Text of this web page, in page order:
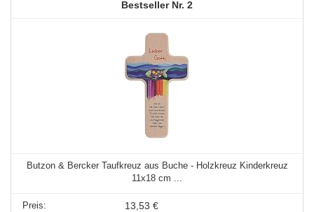
2
Butzon & Bercker Taufkreuz aus Buche - Holzkreuz Kinderkreuz
11x18 cm ...
13,53 €